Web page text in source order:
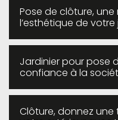
Pose de clôture,
l’esthétique de votre
Jardinier pour pose
confiance à la
Clôture, donnez